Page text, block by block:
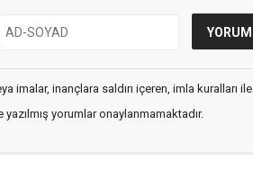
imalar, inançlara saldırı içeren, imla kuralları ile
yorumlar onaylanmamaktadır.